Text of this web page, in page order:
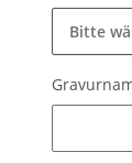
Bitte